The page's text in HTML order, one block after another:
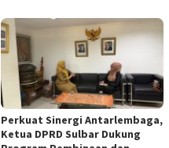
Perkuat Sinergi Antarlembaga,
Ketua DPRD Sulbar Dukung